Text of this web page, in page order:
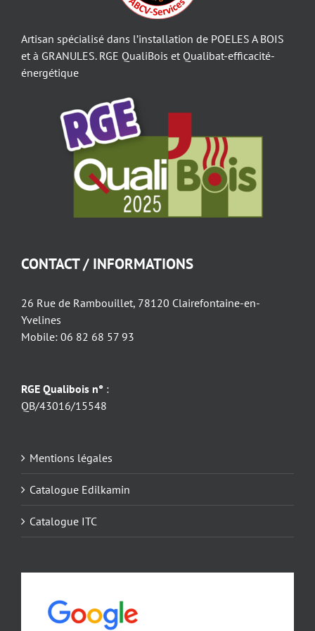
Artisan spécialisé dans l’installation de POELES A BOIS
et à GRANULES. RGE QualiBois et Qualibat-efficacité-
énergétique
CONTACT / INFORMATIONS
26 Rue de Rambouillet, 78120 Clairefontaine-en-
Yvelines
Mobile: 06 82 68 57 93
RGE Qualibois n° :
QB/43016/15548
Mentions légales
Catalogue Edilkamin
Catalogue ITC